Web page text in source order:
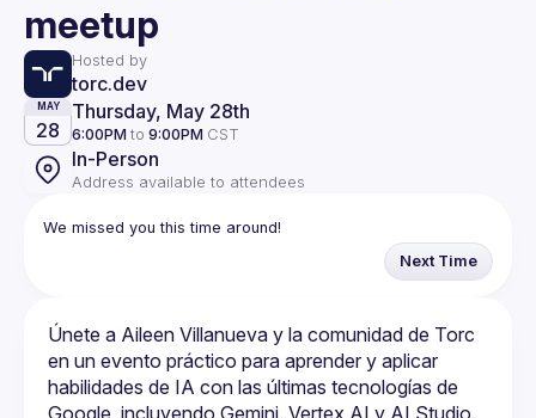
meetup
Hosted by
torc.dev
MAY
28
Thursday, May 28th
6:00PM to 9:00PM CST
In-Person
Address available to attendees
We missed you this time around!
Next Time
Únete a Aileen Villanueva y la comunidad de Torc
en un evento práctico para aprender y aplicar
habilidades de IA con las últimas tecnologías de